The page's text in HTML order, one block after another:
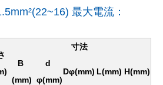
最大電流：
寸法
B
(mm)
d
φ(mm)
Dφ(mm) L(mm) H(mm)